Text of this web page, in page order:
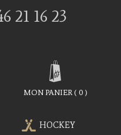
21 16 23
MON PANIER( 0 )
HOCKEY